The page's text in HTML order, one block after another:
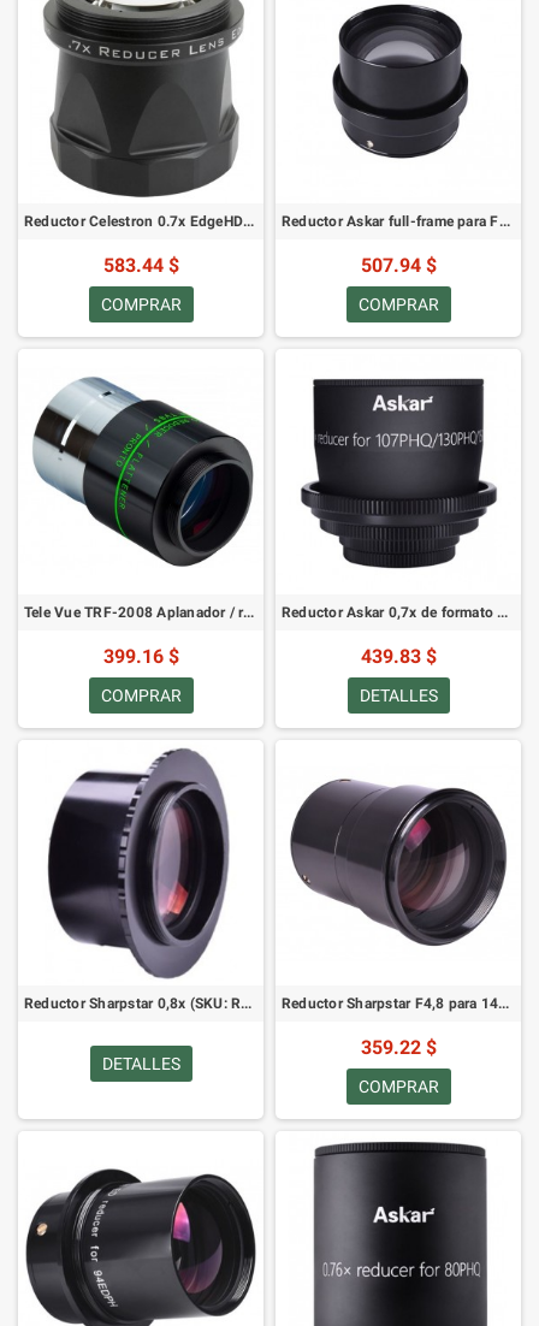
Reductor Celestron 0.7x EdgeHD 925 (94245)
583.44 $
COMPRAR
Reductor Askar full-frame para FRA600 (85496)
507.94 $
COMPRAR
Tele Vue TRF-2008 Aplanador / reductor 0,8x para refractores
399.16 $
COMPRAR
Reductor Askar 0,7x de formato completo para Askar 107 PHQ / 130 PHQ
439.83 $
DETALLES
Reductor Sharpstar 0,8x (SKU: RC2508)
DETALLES
Reductor Sharpstar F4,8 para 140PH
359.22 $
COMPRAR